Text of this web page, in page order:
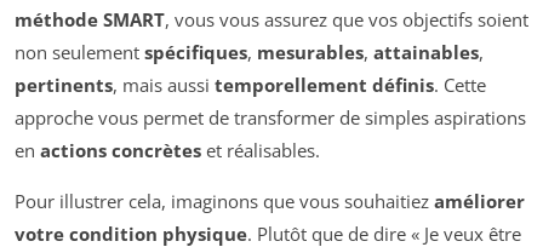
méthode SMART, vous vous assurez que vos objectifs soient
non seulement spécifiques, mesurables, attainables,
pertinents, mais aussi temporellement définis. Cette
approche vous permet de transformer de simples aspirations
en actions concrètes et réalisables.
Pour illustrer cela, imaginons que vous souhaitiez améliorer
votre condition physique. Plutôt que de dire « Je veux être